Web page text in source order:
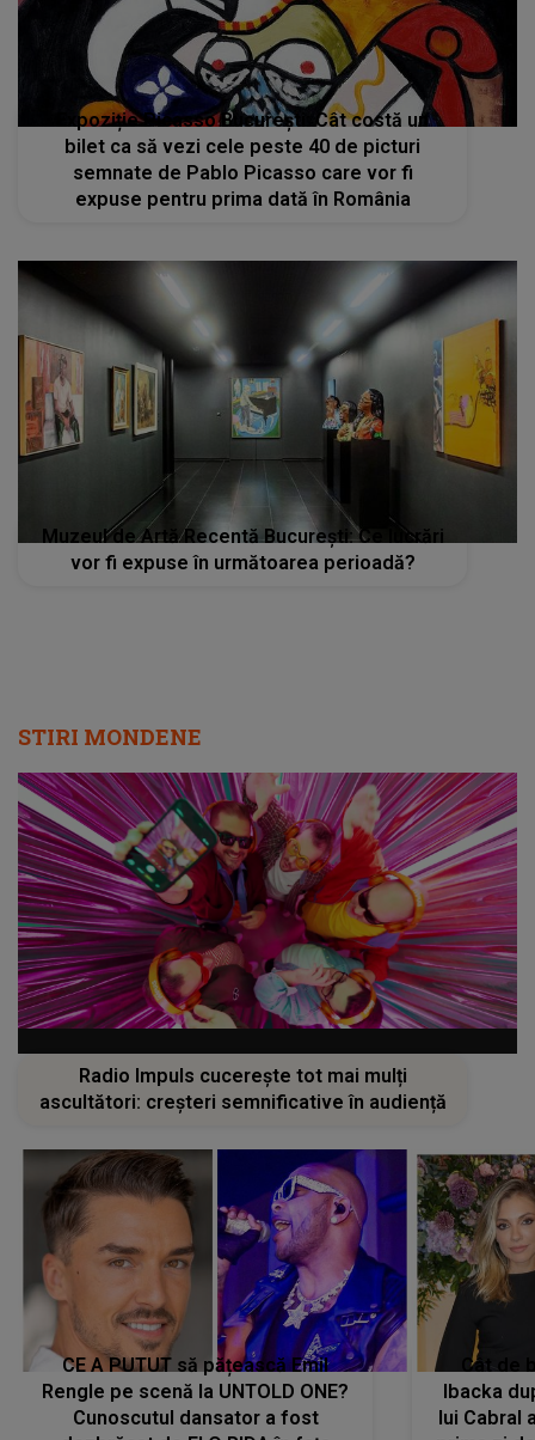
Expoziție Picasso București: Cât costă un
bilet ca să vezi cele peste 40 de picturi
semnate de Pablo Picasso care vor fi
expuse pentru prima dată în România
Muzeul de Artă Recentă București: Ce lucrări
vor fi expuse în următoarea perioadă?
STIRI MONDENE
Radio Impuls cucerește tot mai mulți
ascultători: creșteri semnificative în audiență
CE A PUTUT să pățească Emil
Rengle pe scenă la UNTOLD ONE?
Cunoscutul dansator a fost
Cât de
Ibacka
lui Cabral